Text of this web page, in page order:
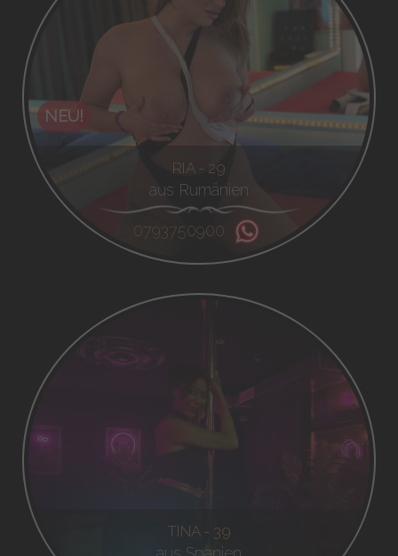
NEU!
RIA - 29
aus Rumänien
0793750900
TINA - 39